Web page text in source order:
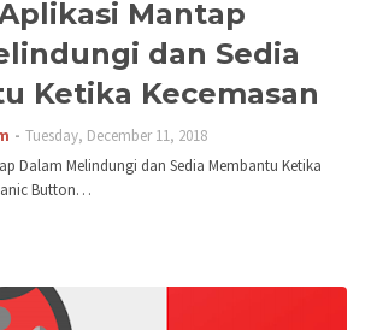
Aplikasi Mantap
dan Sedia
Ketika Kecemasan
Tuesday, December 11, 2018
Dalam Melindungi dan Sedia Membantu Ketika
Button…